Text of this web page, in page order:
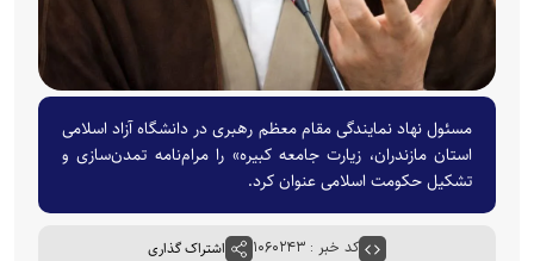
مسئول نهاد نمایندگی مقام معظم رهبری در دانشگاه آزاد اسلامی
استان مازندران، زیارت جامعه کبیره» را مرام‌نامه تمدن‌سازی و
تشکیل حکومت اسلامی عنوان کرد.
کد خبر : ۱۰۶۰۲۴۳ اشتراک گذاری